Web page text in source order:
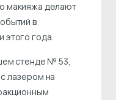
макияжа делают
в
этого года.
стенде № 53,
лазером на